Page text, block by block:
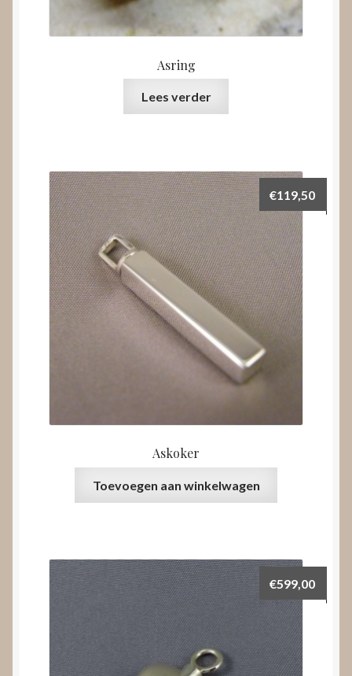
Asring
Lees verder
Askoker
€119,50
Toevoegen aan winkelwagen
€599,00